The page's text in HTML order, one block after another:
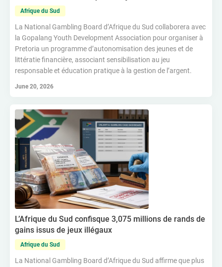
Afrique du Sud
La National Gambling Board d’Afrique du Sud collaborera avec
la Gopalang Youth Development Association pour organiser à
Pretoria un programme d’autonomisation des jeunes et de
littératie financière, associant sensibilisation au jeu
responsable et éducation pratique à la gestion de l’argent.
June 20, 2026
L’Afrique du Sud confisque 3,075 millions de rands de
gains issus de jeux illégaux
Afrique du Sud
La National Gambling Board d’Afrique du Sud affirme que plus